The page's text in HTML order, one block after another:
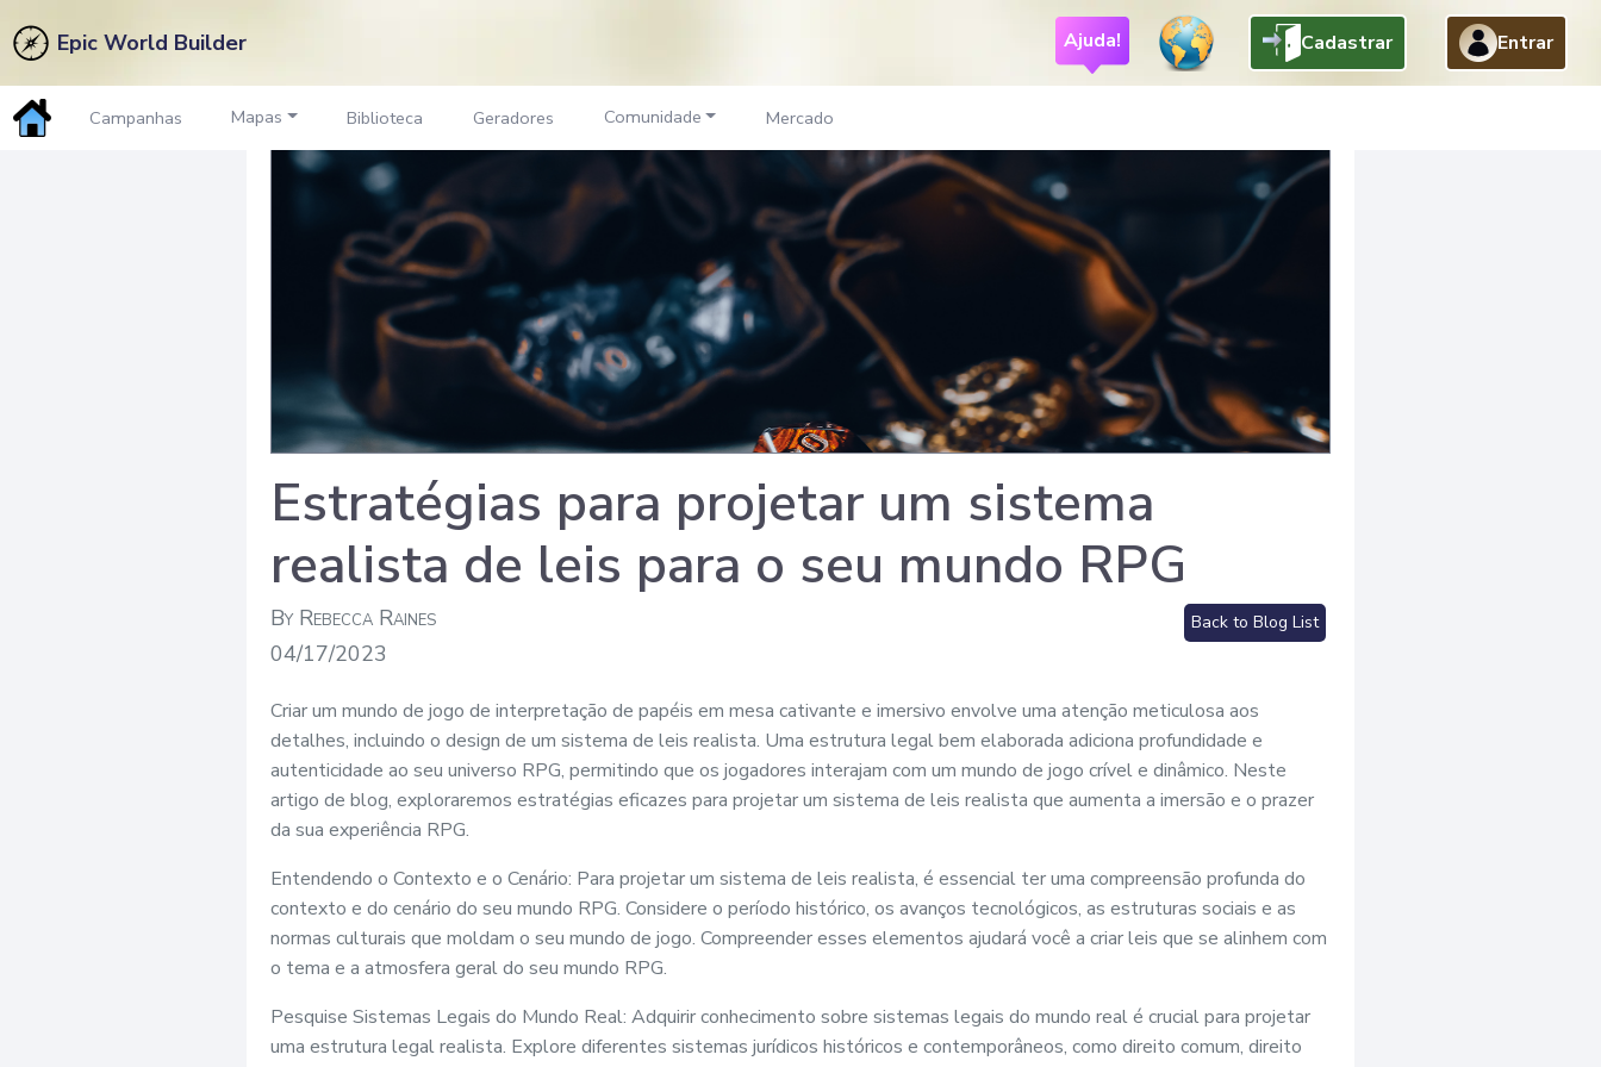
Epic World Builder Ajuda! Cadastrar Entrar
Campanhas Mapas Biblioteca Geradores Comunidade Mercado
Estratégias para projetar um sistema
realista de leis para o seu mundo RPG
By Rebecca Raines
04/17/2023
Back to Blog List
Criar um mundo de jogo de interpretação de papéis em mesa cativante e imersivo envolve uma atenção meticulosa aos
detalhes, incluindo o design de um sistema de leis realista. Uma estrutura legal bem elaborada adiciona profundidade e
autenticidade ao seu universo RPG, permitindo que os jogadores interajam com um mundo de jogo crível e dinâmico. Neste
artigo de blog, exploraremos estratégias eficazes para projetar um sistema de leis realista que aumenta a imersão e o prazer
da sua experiência RPG.
Entendendo o Contexto e o Cenário: Para projetar um sistema de leis realista, é essencial ter uma compreensão profunda do
contexto e do cenário do seu mundo RPG. Considere o período histórico, os avanços tecnológicos, as estruturas sociais e as
normas culturais que moldam o seu mundo de jogo. Compreender esses elementos ajudará você a criar leis que se alinhem com
o tema e a atmosfera geral do seu mundo RPG.
Pesquise Sistemas Legais do Mundo Real: Adquirir conhecimento sobre sistemas legais do mundo real é crucial para projetar
uma estrutura legal realista. Explore diferentes sistemas jurídicos históricos e contemporâneos, como direito comum, direito